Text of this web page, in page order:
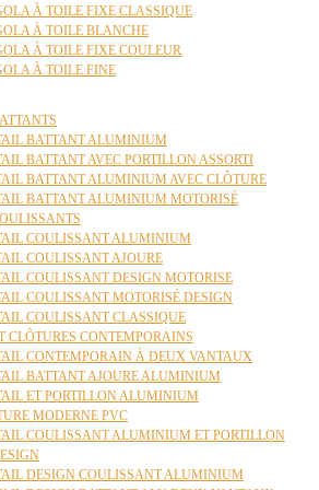
À TOILE FIXE CLASSIQUE
À TOILE BLANCHE
À TOILE FIXE COULEUR
À TOILE FINE
BATTANT ALUMINIUM
BATTANT AVEC PORTILLON ASSORTI
BATTANT ALUMINIUM AVEC CLÔTURE
BATTANT ALUMINIUM MOTORISÉ
COULISSANT ALUMINIUM
COULISSANT AJOURE
COULISSANT DESIGN MOTORISE
COULISSANT MOTORISÉ DESIGN
COULISSANT CLASSIQUE
CLÔTURES CONTEMPORAINS
CONTEMPORAIN À DEUX VANTAUX
BATTANT AJOURE ALUMINIUM
ET PORTILLON ALUMINIUM
MODERNE PVC
COULISSANT ALUMINIUM ET PORTILLON
DESIGN COULISSANT ALUMINIUM